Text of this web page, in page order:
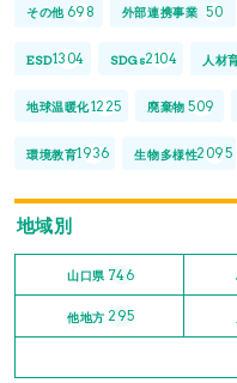
その他 698 外部連携事業 50
ESD1304 SDGs2104 人材
地球温暖化1225 廃棄物 509
環境教育1936 生物多様性2095
地域別
山口県 746
他地方 295